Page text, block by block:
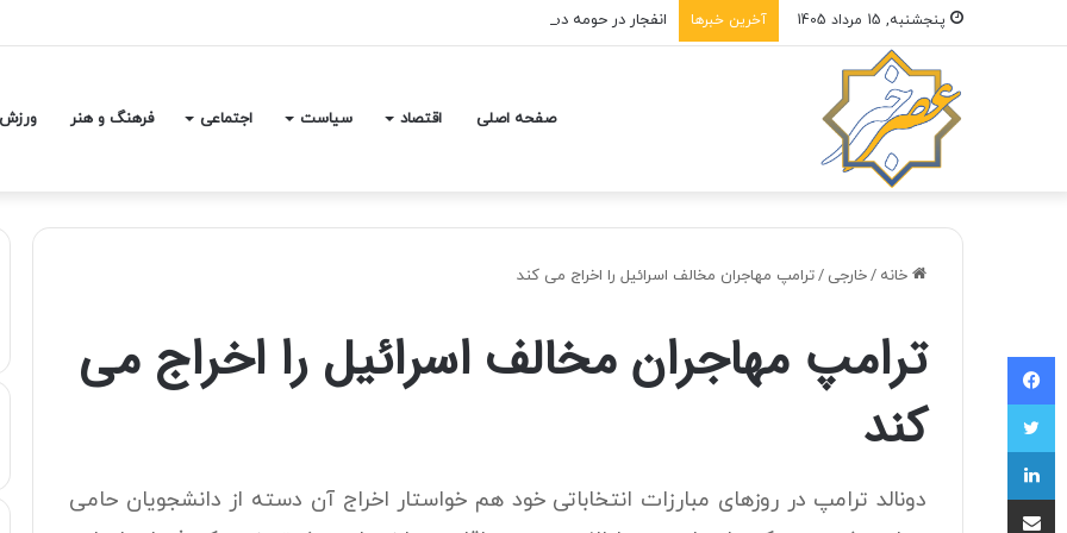
پنجشنبه, 15 مرداد 1405 آخرین خبرها انفجار در حومه دمشق چند کشته و زخمی برجا گذاشت
صفحه اصلی اقتصاد سیاست اجتماعی فرهنگ و هنر ورزش
خانه /خارجی /ترامپ مهاجران مخالف اسرائیل را اخراج می کند
ترامپ مهاجران مخالف اسرائیل را اخراج می
کند
دونالد ترامپ در روزهای مبارزات انتخاباتی خود هم خواستار اخراج آن دسته از دانشجویان حامی